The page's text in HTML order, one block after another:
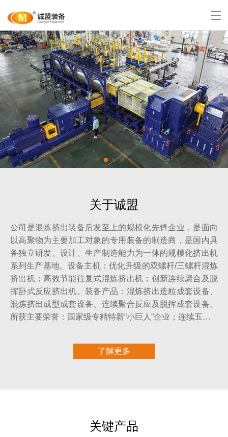
关于诚盟
公司是混炼挤出装备后发至上的规模化先锋企业，是面向
以高聚物为主要加工对象的专用装备的制造商，是国内具
备独立研发、设计、生产制造能力为一体的规模化挤出机
系列生产基地。设备主机：优化升级的双螺杆/三螺杆混炼
挤出机；高效节能往复式混炼挤出机；创新连续聚合及脱
挥卧式反应挤出机。装备产品：混炼挤出造粒成套设备、
混炼挤出成型成套设备、连续聚合反应及脱挥成套设备。
所获主要荣誉：国家级专精特新“小巨人”企业；连续五…
了解更多
关键产品